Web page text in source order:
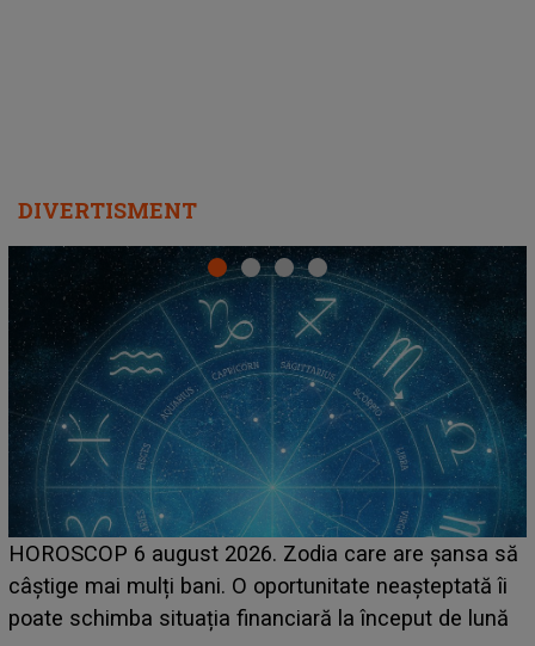
DIVERTISMENT
LINE-UP UNTOLD ONE, prima zi. Cine sunt artiștii
care deschid festivalul și de la ce ore au loc cele mai
așteptate concerte pe scena principală?